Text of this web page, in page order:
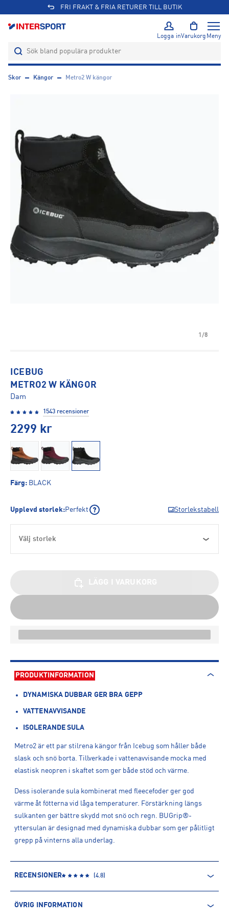
FRI FRAKT & FRIA RETURER TILL BUTIK
Logga inVarukorg Meny
Skor Kängor Metro2 W kängor
1/8
ICEBUG
METRO2 W KÄNGOR
Dam
1543 recensioner
2299 kr
Färg: BLACK
Upplevd storlek:Perfekt Storlekstabell
Välj storlek
PRODUKTINFORMATION
DYNAMISKA DUBBAR GER BRA GEPP
VATTENAVVISANDE
ISOLERANDE SULA
Metro2 är ett par stilrena kängor från Icebug som håller både
slask och snö borta. Tillverkade i vattenavvisande mocka med
elastisk neopren i skaftet som ger både stöd och värme.
Dess isolerande sula kombinerat med fleecefoder ger god
värme åt fötterna vid låga temperaturer. Förstärkning längs
sulkanten ger bättre skydd mot snö och regn. BUGrip®-
yttersulan är designad med dynamiska dubbar som ger pålitligt
grepp på vinterns alla underlag.
RECENSIONER (4.8)
ÖVRIG INFORMATION